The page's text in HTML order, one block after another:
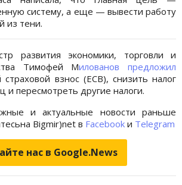
систему, а еще — вывести работу
из тени.
развития экономики, торговли и
Тимофей Милованов предложил
взнос (ЕСВ), снизить налог
и пересмотреть другие налоги.
и актуальные новости раньше
Bigmir)net в Facebook и Telegram
нас в Google.News